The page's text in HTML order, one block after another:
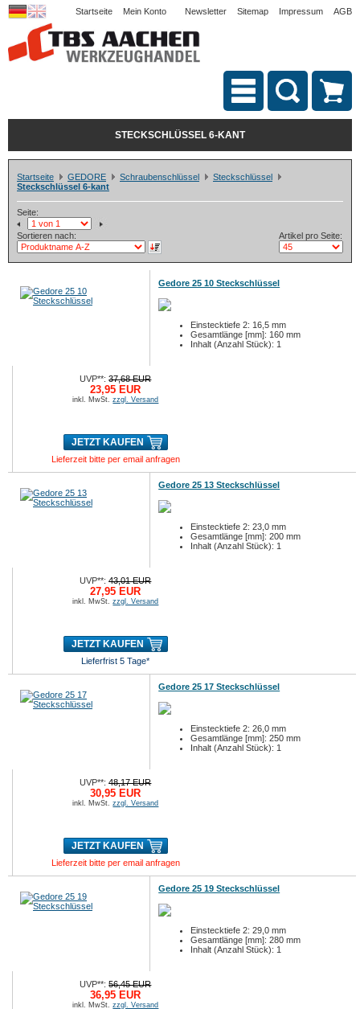
Startseite Mein Konto Newsletter Sitemap Impressum AGB
STECKSCHLÜSSEL 6-KANT
Startseite GEDORE Schraubenschlüssel
Steckschlüssel
Steckschlüssel 6-kant
Seite:
Sortieren nach: Artikel pro Seite:
Gedore 25 10 Steckschlüssel
Einstecktiefe 2: 16,5 mm
Gesamtlänge [mm]: 160 mm
Inhalt (Anzahl Stück): 1
UVP**:37,68 EUR
23,95 EUR
inkl. MwSt.zzgl. Versand
JETZT KAUFEN
Lieferzeit bitte per email anfragen
Gedore 25 13 Steckschlüssel
Einstecktiefe 2: 23,0 mm
Gesamtlänge [mm]: 200 mm
Inhalt (Anzahl Stück): 1
UVP**:43,01 EUR
27,95 EUR
inkl. MwSt.zzgl. Versand
JETZT KAUFEN
Lieferfrist 5 Tage*
Gedore 25 17 Steckschlüssel
Einstecktiefe 2: 26,0 mm
Gesamtlänge [mm]: 250 mm
Inhalt (Anzahl Stück): 1
UVP**:48,17 EUR
30,95 EUR
inkl. MwSt.zzgl. Versand
JETZT KAUFEN
Lieferzeit bitte per email anfragen
Gedore 25 19 Steckschlüssel
Einstecktiefe 2: 29,0 mm
Gesamtlänge [mm]: 280 mm
Inhalt (Anzahl Stück): 1
UVP**:56,45 EUR
36,95 EUR
inkl. MwSt.zzgl. Versand